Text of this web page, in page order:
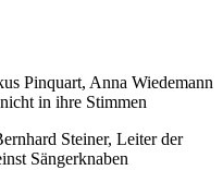
Pinquart, Anna Wiedemann
in ihre Stimmen
Steiner, Leiter der
Sängerknaben